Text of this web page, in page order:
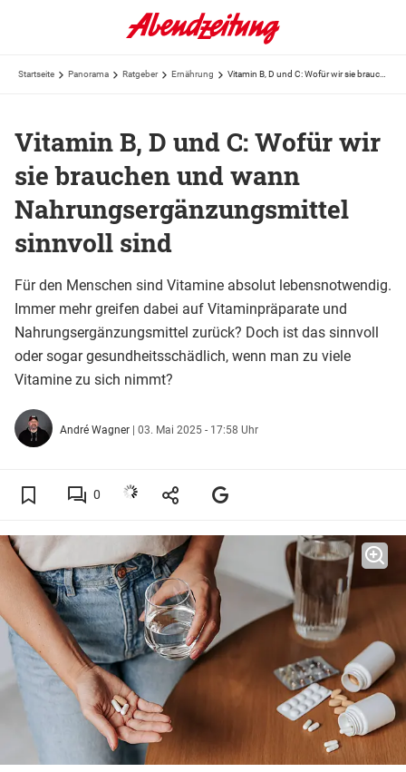
Startseite Panorama Ratgeber Ernährung
Vitamin B, D und C: Wofür wir
sie brauchen und wann
Nahrungsergänzungsmittel
sinnvoll sind
Für den Menschen sind Vitamine absolut lebensnotwendig.
Immer mehr greifen dabei auf Vitaminpräparate und
Nahrungsergänzungsmittel zurück? Doch ist das sinnvoll
oder sogar gesundheitsschädlich, wenn man zu viele
Vitamine zu sich nimmt?
André Wagner | 03. Mai 2025 - 17:58 Uhr
0